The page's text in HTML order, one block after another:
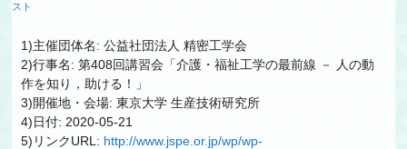
スト
1)主催団体名: 公益社団法人 精密工学会
2)行事名: 第408回講習会「介護・福祉工学の最前線 － 人の動
作を知り，助ける！」
3)開催地・会場: 東京大学 生産技術研究所
4)日付: 2020-05-21
5)リンクURL: http://www.jspe.or.jp/wp/wp-